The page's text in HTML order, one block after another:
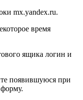
mx.yandex.ru.
время
ящика логин и
появившуюся при